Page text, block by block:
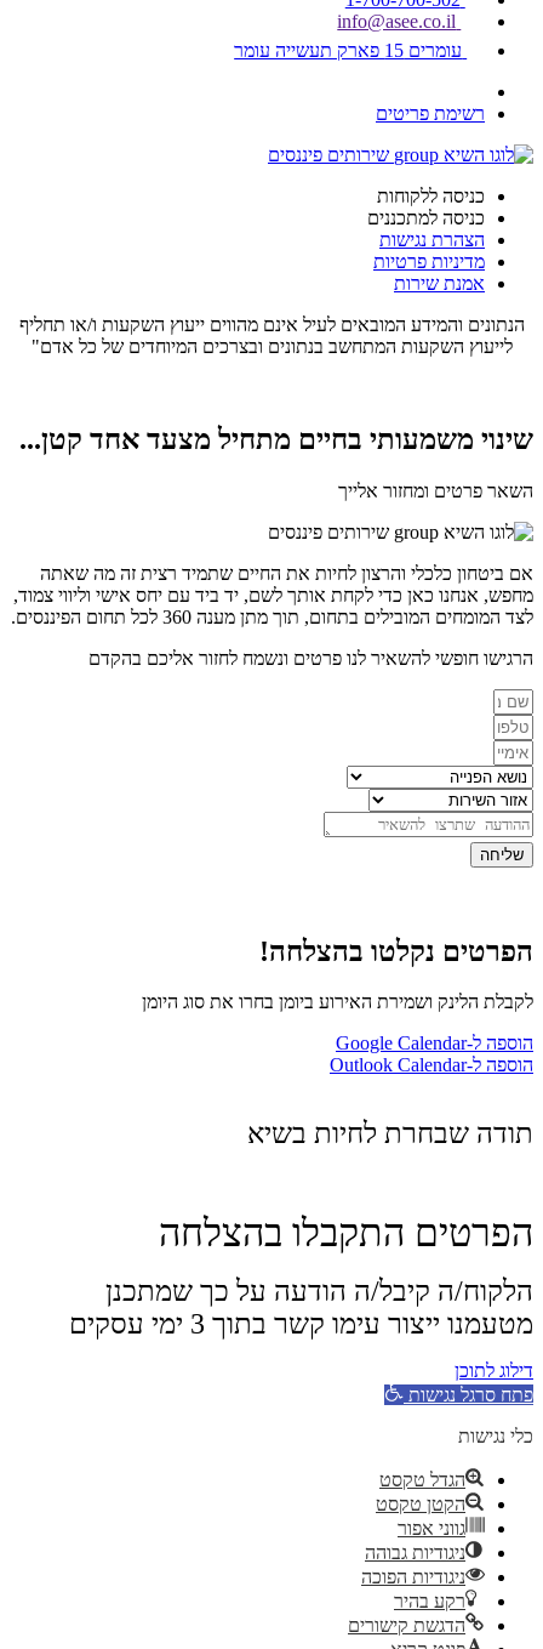
info@asee.co.il
עומרים 15 פארק תעשייה עומר
רשימת פריטים
כניסה ללקוחות
כניסה למתכננים
הצהרת נגישות
מדיניות פרטיות
אמנת שירות
הנתונים והמידע המובאים לעיל אינם מהווים ייעוץ השקעות ו/או תחליף
לייעוץ השקעות המתחשב בנתונים ובצרכים המיוחדים של כל אדם"
שינוי משמעותי בחיים מתחיל מצעד אחד קטן...
השאר פרטים ומחזור אלייך
אם ביטחון כלכלי והרצון לחיות את החיים שתמיד רצית זה מה שאתה
מחפש, אנחנו כאן כדי לקחת אותך לשם, יד ביד עם יחס אישי וליווי צמוד,
לצד המומחים המובילים בתחום, תוך מתן מענה 360 לכל תחום הפיננסים.
הרגישו חופשי להשאיר לנו פרטים ונשמח לחזור אליכם בהקדם
שליחה
הפרטים נקלטו בהצלחה!
לקבלת הלינק ושמירת האירוע ביומן בחרו את סוג היומן
הוספה ל-Google Calendar
הוספה ל-Outlook Calendar
תודה שבחרת לחיות בשיא
הפרטים התקבלו בהצלחה
הלקוח/ה קיבל/ה הודעה על כך שמתכנן
מטעמנו ייצור עימו קשר בתוך 3 ימי עסקים
דילוג לתוכן
פתח סרגל נגישות
כלי נגישות
הגדל טקסט
הקטן טקסט
גווני אפור
ניגודיות גבוהה
ניגודיות הפוכה
רקע בהיר
הדגשת קישורים